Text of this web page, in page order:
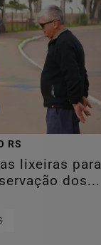
RS
lixeiras para
dos...